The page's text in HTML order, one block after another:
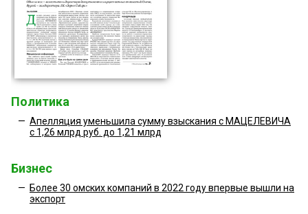
Политика
— Апелляция уменьшила сумму взыскания с МАЦЕЛЕВИЧА
с 1,26 млрд руб. до 1,21 млрд
Бизнес
— Более 30 омских компаний в 2022 году впервые вышли на
экспорт